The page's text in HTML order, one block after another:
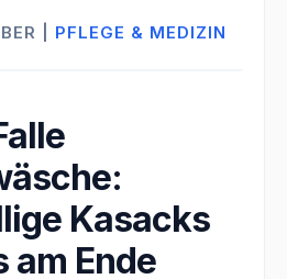
| PFLEGE & MEDIZIN
Kasacks
am Ende